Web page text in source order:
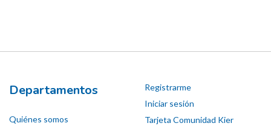
Departamentos
Quiénes somos
Registrarme
Iniciar sesión
Tarjeta Comunidad Kier